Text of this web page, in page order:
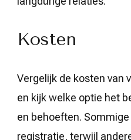
Kosten
Vergelijk de kosten van
en kijk welke optie het
en behoeften.
registratie, terwijl